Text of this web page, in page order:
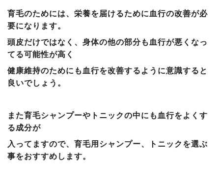
育毛のためには、栄養を届けるために血行の改善が必
要になります。
頭皮だけではなく、身体の他の部分も血行が悪くなっ
てる可能性が高く
健康維持のためにも血行を改善するように意識すると
良いでしょう。
また育毛シャンプーやトニックの中にも 血行をよくす
る成分が
入って ますので、育毛用シャンプー、トニックを選ぶ
事をおすすめします。